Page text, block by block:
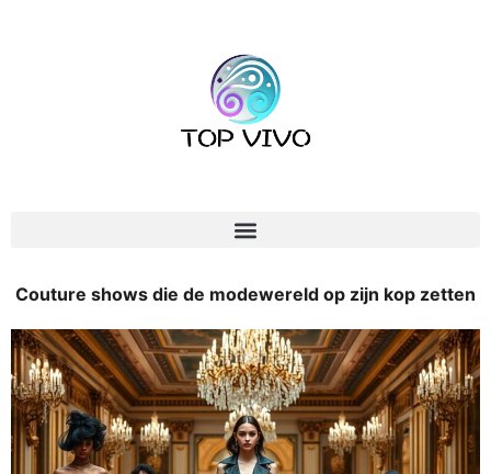
Couture shows die de modewereld op zijn kop zetten